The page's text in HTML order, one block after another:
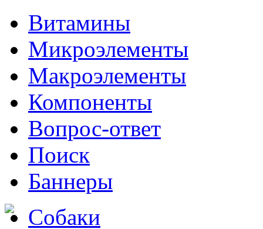
Витамины
Микроэлементы
Макроэлементы
Компоненты
Вопрос-ответ
Поиск
Баннеры
Собаки